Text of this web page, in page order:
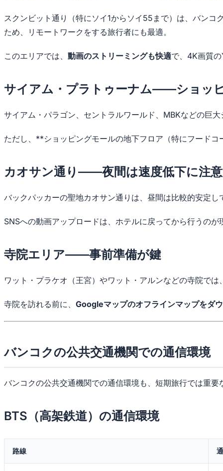
スクンビット通り（特にソイ1からソイ55まで）は、バン
ため、リモートワークをする旅行者にも最適。
このエリアでは、 動画のストリーミングも快適で、4K画質
サイアム・プラトゥーナム——ショッ
サイアム・パラゴン、セントラルワールド、MBKなどの巨
ただし、**ショッピングモールの地下フロア（特にフード
カオサン通り——夜間は速度低下に注意
バックパッカーの聖地カオサン通りは、昼間は比較的安定し
SNSへの動画アップロードは、ホテルに戻ってから行うのが
寺院エリア——事前準備が鍵
ワット・プラケオ（王宮）やワット・アルンなどの寺院で
寺院を訪れる前に、 Googleマップのオフラインマップをダ
バンコクの公共交通機関での通信環境
バンコクの公共交通機関での通信環境も、短期旅行では重
BTS（高架鉄道）の通信環境
路線